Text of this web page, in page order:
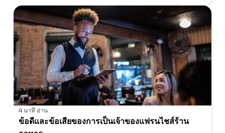
4 นาที อ่าน
ข้อดีและข้อเสียของการเป็นเจ้าของแฟรนไชส์ร้าน